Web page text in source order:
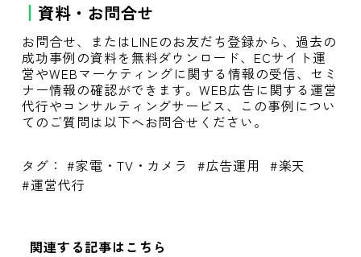
資料・お問合せ
お問合せ、またはLINEのお友だち登録から、過去の
成功事例の資料を無料ダウンロード、ECサイト運
営やWEBマーケティングに関する情報の受信、セミ
ナー情報の確認ができます。WEB広告に関する運営
代行やコンサルティングサービス、この事例につい
てのご質問は以下へお問合せください。
タグ： 家電・TV・カメラ 広告運用
楽天
運営代行
関連する記事はこちら